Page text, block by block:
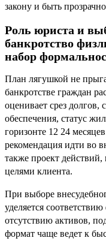
закону и быть
Роль юриста и
банкротство
набор
План лягушкой не
банкротстве граждан
оценивает срез долгов,
обеспечения, статус
горизонте 12 24
рекомендация идти во
также проект действий,
целями клиента.
При выборе
уделяется
отсутствию активов,
формат чаще ведет к